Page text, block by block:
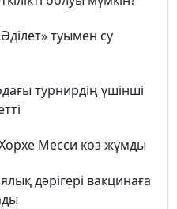
туымен су
турнирдің үшінші
Месси көз жұмды
дәрігері вакцинаға